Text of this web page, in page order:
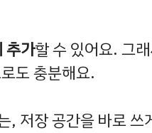
추가할 수 있어요. 그
도 충분해요.
, 저장 공간을 바로 쓰